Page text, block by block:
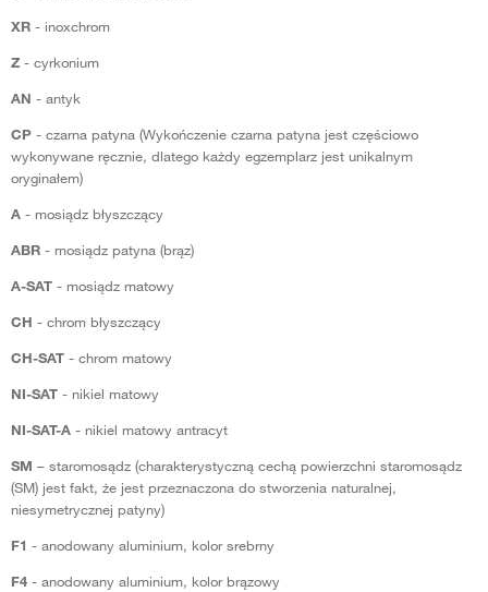
XR - inoxchrom
Z - cyrkonium
AN - antyk
CP - czarna patyna (Wykończenie czarna patyna jest częściowo
wykonywane ręcznie, dlatego każdy egzemplarz jest unikalnym
oryginałem)
A - mosiądz błyszczący
ABR - mosiądz patyna (brąz)
A-SAT - mosiądz matowy
CH - chrom błyszczący
CH-SAT - chrom matowy
NI-SAT - nikiel matowy
NI-SAT-A - nikiel matowy antracyt
SM – staromosądz (charakterystyczną cechą powierzchni staromosądz
(SM) jest fakt, że jest przeznaczona do stworzenia naturalnej,
niesymetrycznej patyny)
F1 - anodowany aluminium, kolor srebrny
F4 - anodowany aluminium, kolor brązowy